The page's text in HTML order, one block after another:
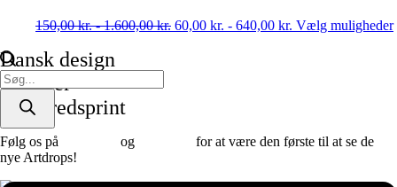
Products
search
150,00kr.-1.600,00kr. 60,00 kr. - 640,00 kr. Vælg muligheder
Dansk design
Plakater
& lærredsprint
Følg os på og
for at være den første til at se de
nye Artdrops!